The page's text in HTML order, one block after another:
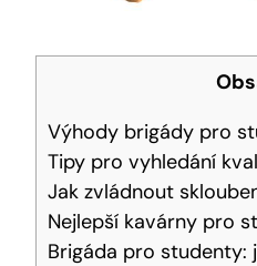
Výhody brigády pro
Tipy pro vyhledání
Jak zvládnout
Nejlepší kavárny pro
Brigáda pro studenty: